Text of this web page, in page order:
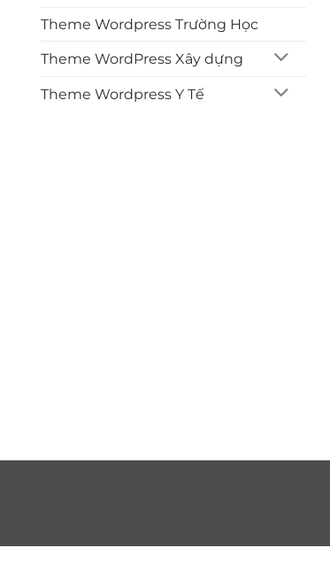
Theme Wordpress Trường Học
Theme WordPress Xây dựng
Theme Wordpress Y Tế